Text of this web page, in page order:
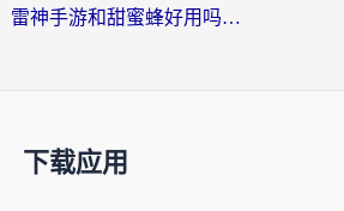
海外党必看：雷神手游和甜蜜蜂好用吗？3步选对回国加速器无缝刷国内资源
下载应用